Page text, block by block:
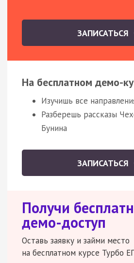
ЗАПИСАТЬСЯ
На бесплатном демо-
Изучишь все
Разберешь рассказы
Бунина
ЗАПИСАТЬСЯ
Получи
демо-доступ
Оставь заявку и займи место
на бесплатном курсе Турбо